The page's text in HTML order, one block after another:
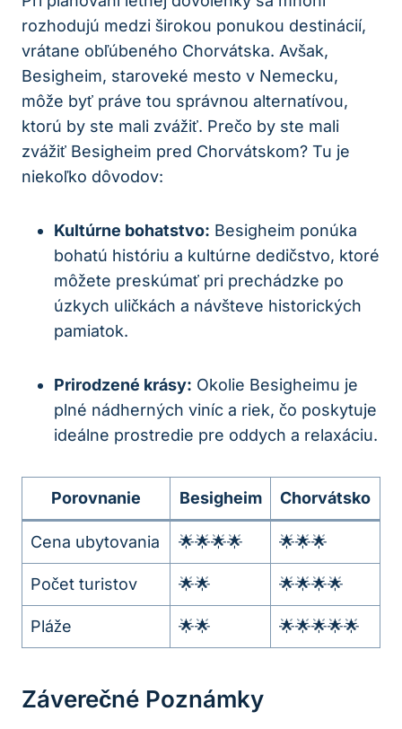
rozhodujú medzi širokou ponukou destinácií,
vrátane obľúbeného Chorvátska. Avšak,
Besigheim, staroveké mesto v Nemecku,
môže byť práve tou správnou alternatívou,
ktorú by ste mali zvážiť. Prečo by ste mali
zvážiť Besigheim pred Chorvátskom? Tu je
niekoľko dôvodov:
Kultúrne bohatstvo: Besigheim ponúka
bohatú históriu a kultúrne dedičstvo, ktoré
môžete preskúmať pri prechádzke po
úzkych uličkách a návšteve historických
pamiatok.
Prirodzené krásy: Okolie Besigheimu je
plné nádherných viníc a riek, čo poskytuje
ideálne prostredie pre oddych a relaxáciu.
Porovnanie Besigheim Chorvátsko
Cena ubytovania 🌟🌟🌟🌟 🌟🌟🌟
Počet turistov 🌟🌟 🌟🌟🌟🌟
Pláže 🌟🌟 🌟🌟🌟🌟🌟
Záverečné Poznámky